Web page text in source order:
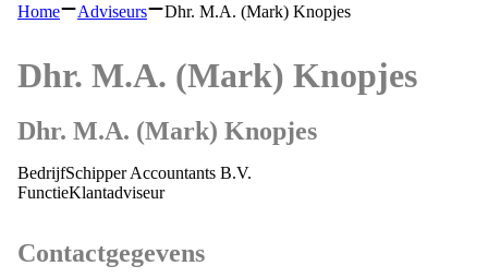
Home Adviseurs Dhr. M.A. (Mark) Knopjes
Dhr. M.A. (Mark) Knopjes
Dhr. M.A. (Mark) Knopjes
BedrijfSchipper Accountants B.V.
FunctieKlantadviseur
Contactgegevens